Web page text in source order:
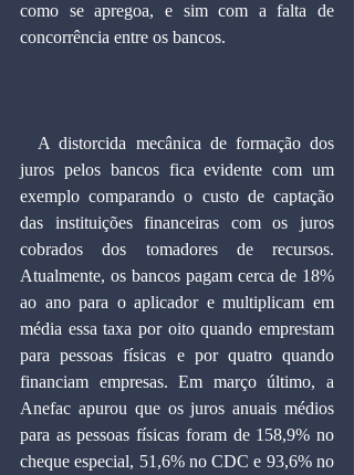
como se apregoa, e sim com a falta de
concorrência entre os bancos.
juros pelos bancos fica evidente com um
exemplo comparando o custo de captação
das instituições financeiras com os juros
cobrados dos tomadores de recursos.
Atualmente, os bancos pagam cerca de 18%
ao ano para o aplicador e multiplicam em
média essa taxa por oito quando emprestam
para pessoas físicas e por quatro quando
financiam empresas. Em março último, a
Anefac apurou que os juros anuais médios
para as pessoas físicas foram de 158,9% no
cheque especial, 51,6% no CDC e 93,6% no